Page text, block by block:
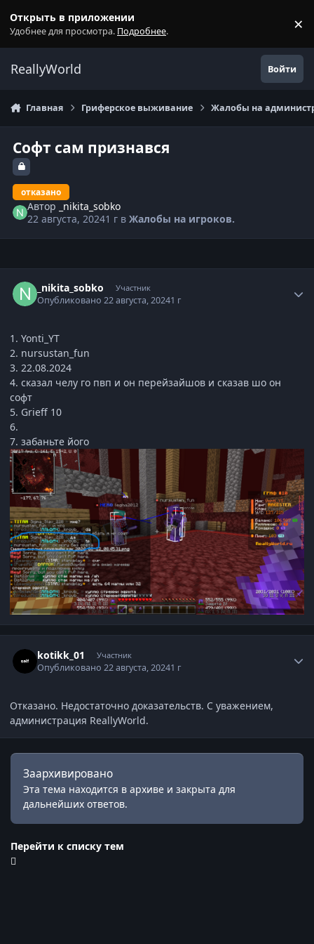
Открыть в приложении
Удобнее для просмотра. Подробнее. ×
ReallyWorld Войти
Главная Гриферское выживание Жалобы на
Софт сам признався
отказано
Автор
_nikita_sobko
22 августа, 20241 г вЖалобы на игроков.
_nikita_sobko Участник
Опубликовано22 августа, 20241 г
1. Yonti_YT
2. nursustan_fun
3. 22.08.2024
4. сказал челу го пвп и он перейзайшов и сказав шо он
софт
5. Grieff 10
6.
7. забаньте його
kotikk_01 Участник
Опубликовано22 августа, 20241 г
Отказано. Недостаточно доказательств. С уважением,
администрация ReallyWorld.
Заархивировано
Эта тема находится в архиве и закрыта для
дальнейших ответов.
Перейти к списку тем